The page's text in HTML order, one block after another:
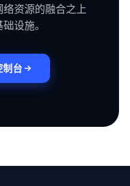
资源的融合之上
设施。
制台